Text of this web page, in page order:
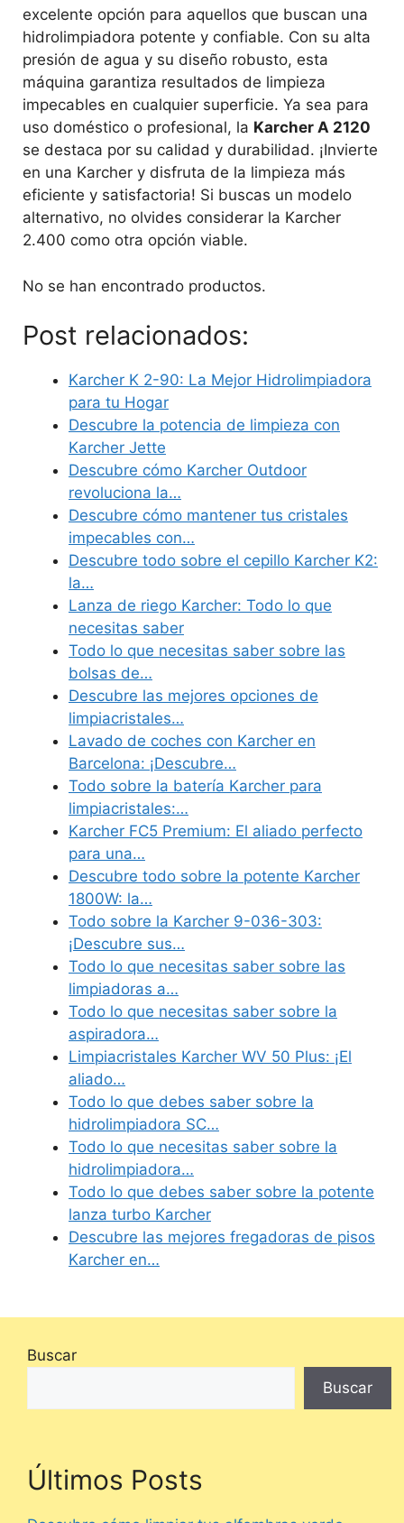
excelente opción para aquellos que buscan una
hidrolimpiadora potente y confiable. Con su alta
presión de agua y su diseño robusto, esta
máquina garantiza resultados de limpieza
impecables en cualquier superficie. Ya sea para
uso doméstico o profesional, la Karcher A 2120
se destaca por su calidad y durabilidad. ¡Invierte
en una Karcher y disfruta de la limpieza más
eficiente y satisfactoria! Si buscas un modelo
alternativo, no olvides considerar la Karcher
2.400 como otra opción viable.
No se han encontrado productos.
Post relacionados:
Karcher K 2-90: La Mejor Hidrolimpiadora
para tu Hogar
Descubre la potencia de limpieza con
Karcher Jette
Descubre cómo Karcher Outdoor
revoluciona la…
Descubre cómo mantener tus cristales
impecables con…
Descubre todo sobre el cepillo Karcher K2:
la…
Lanza de riego Karcher: Todo lo que
necesitas saber
Todo lo que necesitas saber sobre las
bolsas de…
Descubre las mejores opciones de
limpiacristales…
Lavado de coches con Karcher en
Barcelona: ¡Descubre…
Todo sobre la batería Karcher para
limpiacristales:…
Karcher FC5 Premium: El aliado perfecto
para una…
Descubre todo sobre la potente Karcher
1800W: la…
Todo sobre la Karcher 9-036-303:
¡Descubre sus…
Todo lo que necesitas saber sobre las
limpiadoras a…
Todo lo que necesitas saber sobre la
aspiradora…
Limpiacristales Karcher WV 50 Plus: ¡El
aliado…
Todo lo que debes saber sobre la
hidrolimpiadora SC…
Todo lo que necesitas saber sobre la
hidrolimpiadora…
Todo lo que debes saber sobre la potente
lanza turbo Karcher
Descubre las mejores fregadoras de pisos
Karcher en…
Buscar
Buscar
Últimos Posts